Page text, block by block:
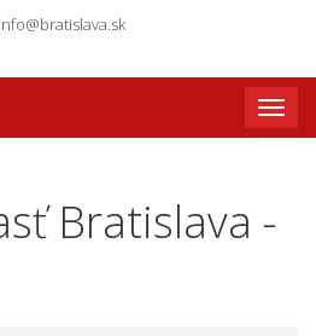
info@bratislava.sk
Toggle
Bratislava -